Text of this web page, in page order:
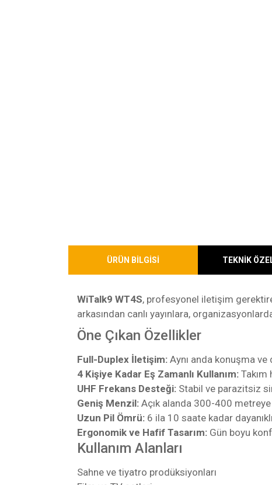
ÜRÜN BİLGİSİ TEKNİK
WiTalk9 WT4S, profesyonel iletişim
arkasından canlı yayınlara,
Öne Çıkan Özellikler
Full-Duplex İletişim: Aynı anda konuşma
4 Kişiye Kadar Eş Zamanlı Kullanım:
UHF Frekans Desteği: Stabil ve parazitsiz
Geniş Menzil: Açık alanda 300-400
Uzun Pil Ömrü: 6 ila 10 saate kadar
Ergonomik ve Hafif Tasarım: Gün boyu
Kullanım Alanları
Sahne ve tiyatro prodüksiyonları